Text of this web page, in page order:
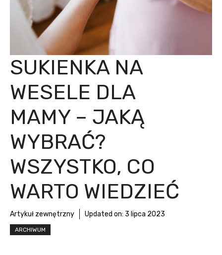
SUKIENKA NA
WESELE DLA
MAMY – JAKĄ
WYBRAĆ?
WSZYSTKO, CO
WARTO WIEDZIEĆ
Artykuł zewnętrzny Updated on: 3 lipca 2023
ARCHIWUM